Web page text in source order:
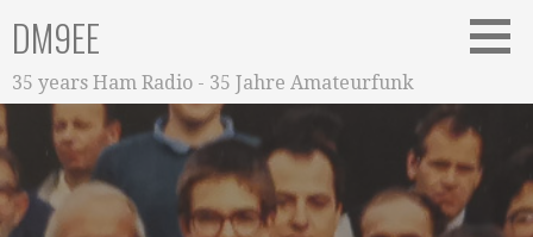
Inhalt
springen
DM9EE
35 years Ham Radio - 35 Jahre Amateurfunk